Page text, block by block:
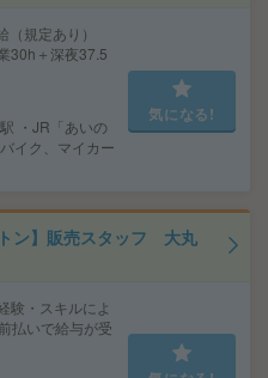
規定あり）
30h＋深夜37.5
・JR「あいの
イク、マイカー
気になる!
ン】販売スタッフ 大丸
・スキルによ
払いで給与が受